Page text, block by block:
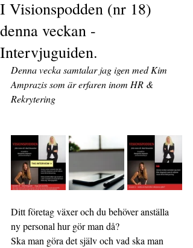
I Visionspodden (nr 18)
denna veckan -
Intervjuguiden.
Denna vecka samtalar jag igen med Kim
Amprazis som är erfaren inom HR &
Rekrytering
Ditt företag växer och du behöver anställa
ny personal hur gör man då?
Ska man göra det själv och vad ska man